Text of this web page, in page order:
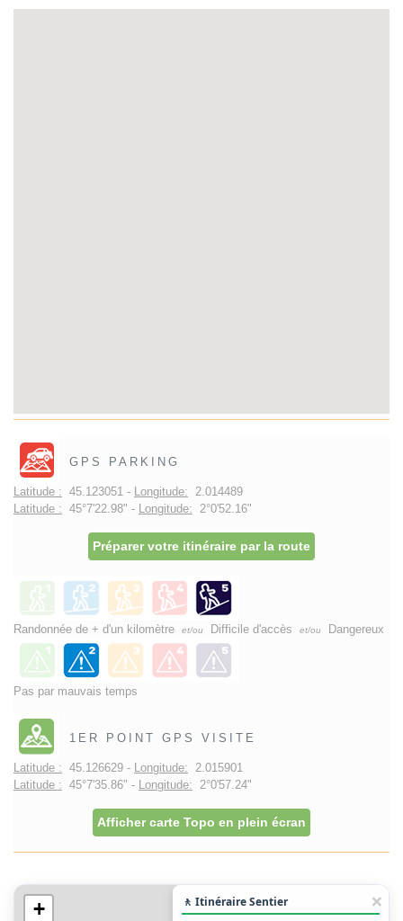
GPS PARKING
Latitude : 45.123051 - Longitude: 2.014489
Latitude : 45°7'22.98" - Longitude: 2°0'52.16"
Préparer votre itinéraire par la route
Randonnée de + d'un kilomètre et/ou Difficile d'accès et/ou Dangereux
Pas par mauvais temps
1ER POINT GPS VISITE
Latitude : 45.126629 - Longitude: 2.015901
Latitude : 45°7'35.86" - Longitude: 2°0'57.24"
Afficher carte Topo en plein écran
+
🚶 Itinéraire Sentier